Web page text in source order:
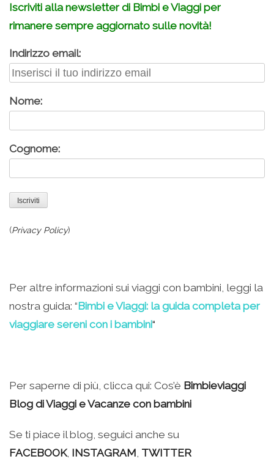
Iscriviti alla newsletter di Bimbi e Viaggi per
rimanere sempre aggiornato sulle novità!
Indirizzo email:
Nome:
Cognome:
(Privacy Policy)
Per altre informazioni sui viaggi con bambini, leggi la
nostra guida: “Bimbi e Viaggi: la guida completa per
viaggiare sereni con i bambini“
Per saperne di più, clicca qui: Cos’è Bimbieviaggi
Blog di Viaggi e Vacanze con bambini
Se ti piace il blog, seguici anche su
FACEBOOK, INSTAGRAM, TWITTER